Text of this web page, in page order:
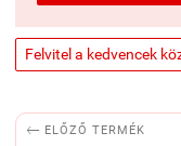
Felvitel a kedvencek
 ELŐZŐ TERMÉK